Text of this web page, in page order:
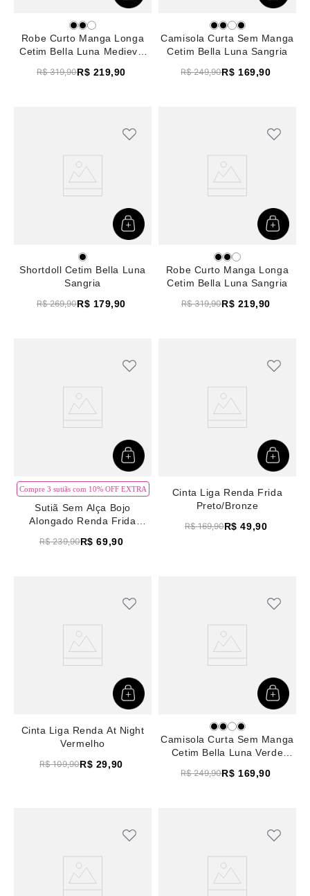
Robe Curto Manga Longa
Cetim Bella Luna Medieval
R$ 319,90R$ 219,90
Camisola Curta Sem Manga
Cetim Bella Luna Sangria
R$ 249,90R$ 169,90
Shortdoll Cetim Bella Luna
Sangria
R$ 269,90R$ 179,90
Robe Curto Manga Longa
Cetim Bella Luna Sangria
R$ 319,90R$ 219,90
Compre 3 sutiãs com 10% OFF EXTRA
Sutiã Sem Alça Bojo
Alongado Renda Frida
R$ 239,90R$ 69,90
Cinta Liga Renda Frida
Preto/Bronze
R$ 169,90R$ 49,90
Cinta Liga Renda At Night
Vermelho
R$ 109,90R$ 29,90
Camisola Curta Sem Manga
Cetim Bella Luna Verde
R$ 249,90R$ 169,90